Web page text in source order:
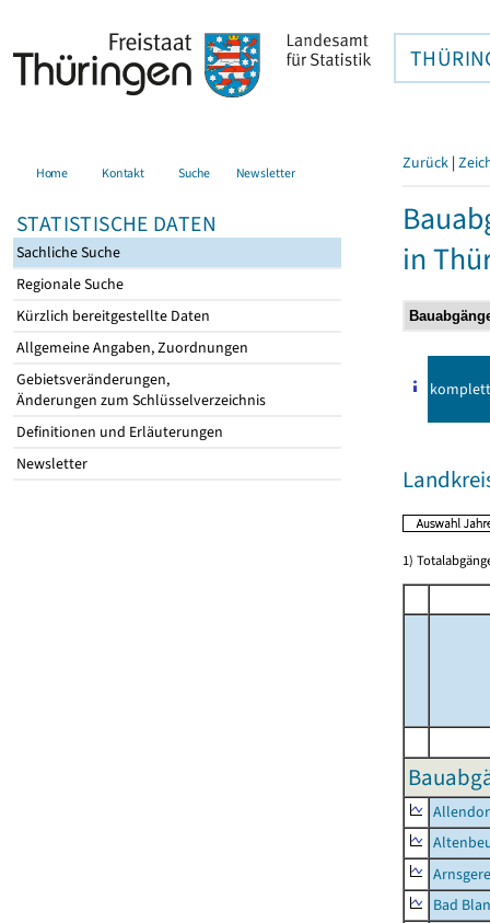
Home Kontakt Suche Newsletter
STATISTISCHE DATEN
Sachliche Suche
Regionale Suche
Kürzlich bereitgestellte Daten
Allgemeine Angaben, Zuordnungen
Gebietsveränderungen,
Änderungen zum Schlüsselverzeichnis
Definitionen und Erläuterungen
Newsletter
Zurück |
in
komplett
1)
Bad